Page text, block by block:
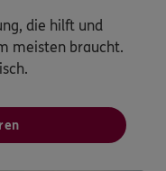
die hilft und
meisten braucht.